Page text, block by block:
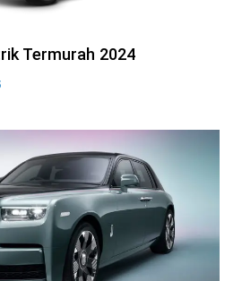
Termurah 2024